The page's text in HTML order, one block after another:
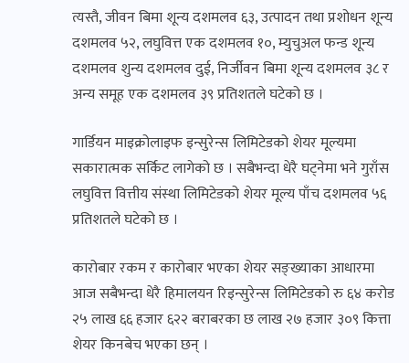
त्यस्तै, जीवन बिमा शून्य दशमलव ६३, उत्पादन तथा प्रशोधन शून्य
दशमलव ५२, लघुवित्त एक दशमलव १०, म्युचुअल फन्ड शून्य
दशमलव शुन्य दशमलव दुई, निर्जीवन बिमा शून्य दशमलव ३८ र
अन्य समूह एक दशमलव ३९ प्रतिशतले घटेको छ ।
गार्डियन माइक्रोलाइफ इन्सुरेन्स लिमिटेडको शेयर मूल्यमा
सकारात्मक सर्किट लागेको छ । सबैभन्दा धेरै घट्नेमा भने गुराँस
लघुवित्त वित्तीय संस्था लिमिटेडको शेयर मूल्य पाँच दशमलव ५६
प्रतिशतले घटेको छ ।
कारोबार रकम र कारोबार भएका शेयर सङ्ख्याका आधारमा
आज सबैभन्दा धेरै हिमालयन रिइन्सुरेन्स लिमिटेडको रु ६४ करोड
२५ लाख ६६ हजार ६२२ बराबरका छ लाख २७ हजार ३०९ कित्ता
शेयर किनबेच भएका छन् ।